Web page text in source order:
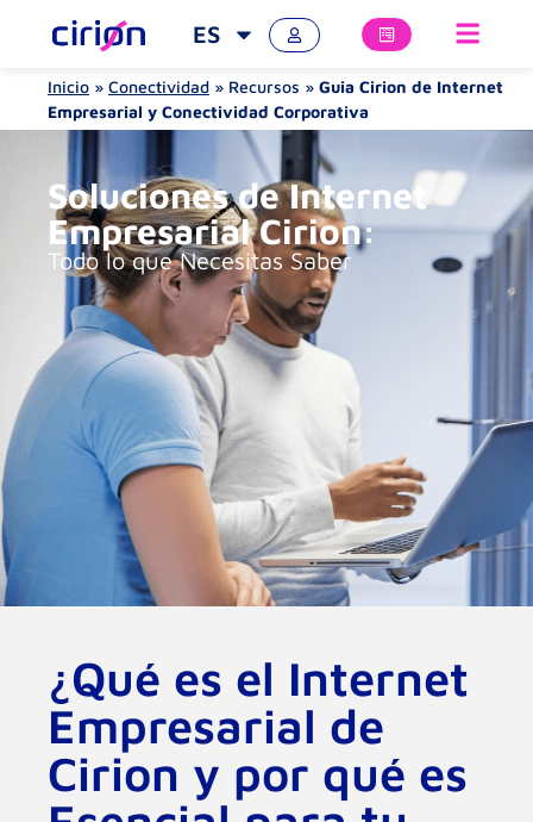
ES
Inicio » Conectividad » Recursos » Guia Cirion de Internet
Empresarial y Conectividad Corporativa
Soluciones de Internet
Empresarial Cirion:
Todo lo que Necesitas Saber
¿Qué es el Internet
Empresarial de
Cirion y por qué es